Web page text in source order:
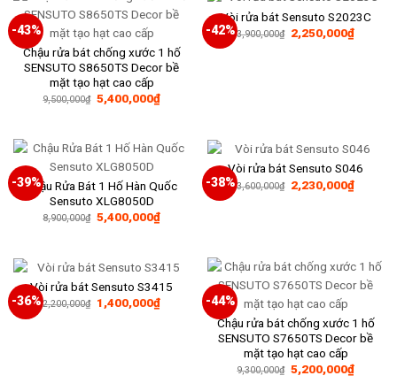
-43%
Chậu rửa bát chống xước 1 hố
SENSUTO S8650TS Decor bề
mặt tạo hạt cao cấp
9,500,000₫ Giá
gốc
5,400,000₫Giá
hiện
5,400,000₫.
-42%
Vòi rửa bát Sensuto S2023C
3,900,000₫ Giá
gốc
2,250,000₫Giá
hiện
-39%Chậu Rửa Bát 1 Hố Hàn Quốc
Sensuto XLG8050D
8,900,000₫ Giá
gốc
5,400,000₫Giá
hiện
5,400,000₫.
-38%
Vòi rửa bát Sensuto S046
3,600,000₫ Giá
gốc
2,230,000₫Giá
hiện
-36%
Vòi rửa bát Sensuto S3415
2,200,000₫ Giá
gốc
1,400,000₫Giá
hiện
-44%
Chậu rửa bát chống xước 1 hố
SENSUTO S7650TS Decor bề
mặt tạo hạt cao cấp
9,300,000₫ Giá
gốc
5,200,000₫Giá
hiện